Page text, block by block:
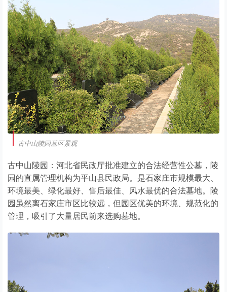
古中山陵园墓区景观
古中山陵园：河北省民政厅批准建立的合法经营性公墓，陵
园的直属管理机构为平山县民政局。是石家庄市规模最大、
环境最美、绿化最好、售后最佳、风水最优的合法墓地。陵
园虽然离石家庄市区比较远，但园区优美的环境、规范化的
管理，吸引了大量居民前来选购墓地。